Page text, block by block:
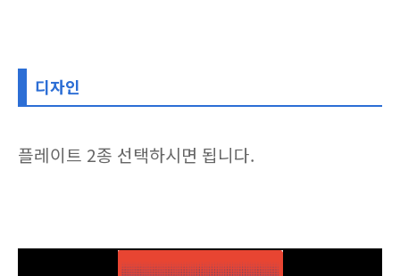
디자인
플레이트 2종 선택하시면 됩니다.